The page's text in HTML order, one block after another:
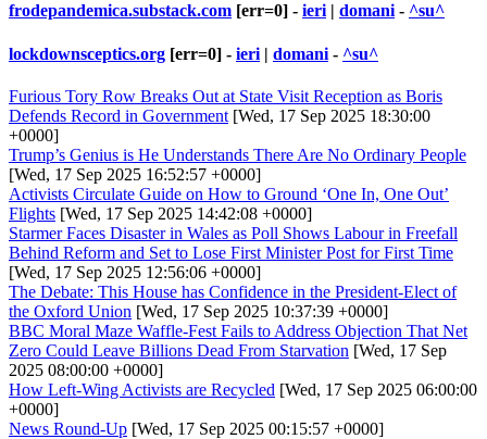
frodepandemica.substack.com [err=0] - ieri| domani- ^su^
lockdownsceptics.org [err=0] - ieri | domani - ^su^
Furious Tory Row Breaks Out at State Visit Reception as Boris
Defends Record in Government [Wed, 17 Sep 2025 18:30:00
+0000]
Trump’s Genius is He Understands There Are No Ordinary People
[Wed, 17 Sep 2025 16:52:57 +0000]
Activists Circulate Guide on How to Ground ‘One In, One Out’
Flights [Wed, 17 Sep 2025 14:42:08 +0000]
Starmer Faces Disaster in Wales as Poll Shows Labour in Freefall
Behind Reform and Set to Lose First Minister Post for First Time
[Wed, 17 Sep 2025 12:56:06 +0000]
The Debate: This House has Confidence in the President-Elect of
the Oxford Union [Wed, 17 Sep 2025 10:37:39 +0000]
BBC Moral Maze Waffle-Fest Fails to Address Objection That Net
Zero Could Leave Billions Dead From Starvation [Wed, 17 Sep
2025 08:00:00 +0000]
How Left-Wing Activists are Recycled [Wed, 17 Sep 2025 06:00:00
+0000]
News Round-Up [Wed, 17 Sep 2025 00:15:57 +0000]